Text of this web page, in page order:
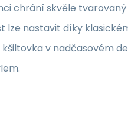
chrání skvěle
lze nastavit díky
v nadčasovém